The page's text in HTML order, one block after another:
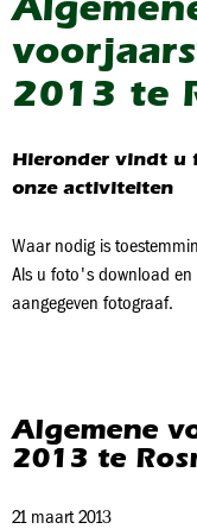
2013 te
Hieronder vindt u
onze activiteiten
Waar nodig is
Als u foto's download
aangegeven fotograaf.
Algemene
2013 te
21 maart 2013